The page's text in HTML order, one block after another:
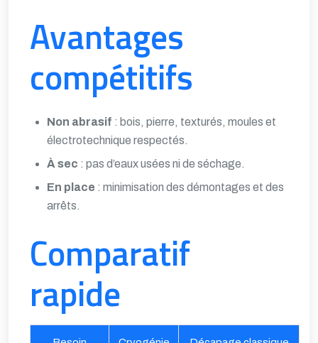
Avantages
compétitifs
Non abrasif : bois, pierre, texturés, moules et
électrotechnique respectés.
À sec : pas d’eaux usées ni de séchage.
En place : minimisation des démontages et des
arrêts.
Comparatif
rapide